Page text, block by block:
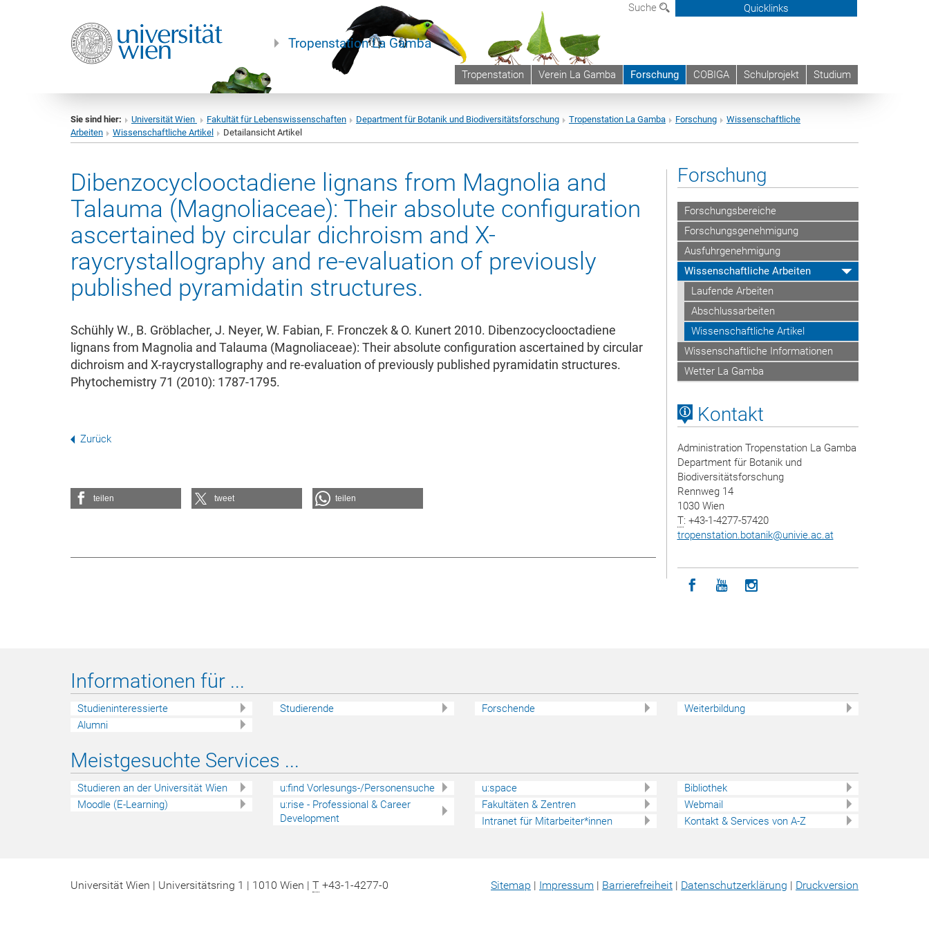
Suche Quicklinks
Tropenstation La Gamba
Tropenstation Verein La Gamba Forschung COBIGA Schulprojekt Studium
Sie sind hier: Universität Wien Fakultät für Lebenswissenschaften Department für Botanik und Biodiversitätsforschung Tropenstation La Gamba Forschung
Wissenschaftliche
Arbeiten
Wissenschaftliche Artikel Detailansicht Artikel
Dibenzocyclooctadiene lignans from Magnolia and
Talauma (Magnoliaceae): Their absolute configuration
ascertained by circular dichroism and X-
raycrystallography and re-evaluation of previously
published pyramidatin structures.
Schühly W., B. Gröblacher, J. Neyer, W. Fabian, F. Fronczek & O. Kunert 2010. Dibenzocyclooctadiene
lignans from Magnolia and Talauma (Magnoliaceae): Their absolute configuration ascertained by circular
dichroism and X-raycrystallography and re-evaluation of previously published pyramidatin structures.
Phytochemistry 71 (2010): 1787-1795.
Zurück
teilen tweet teilen
Forschung
Forschungsbereiche
Forschungsgenehmigung
Ausfuhrgenehmigung
Wissenschaftliche Arbeiten
Laufende Arbeiten
Abschlussarbeiten
Wissenschaftliche Artikel
Wissenschaftliche Informationen
Wetter La Gamba
Kontakt
Administration Tropenstation La Gamba
Department für Botanik und
Biodiversitätsforschung
Rennweg 14
1030 Wien
T: +43-1-4277-57420
tropenstation.botanik@univie.ac.at
Icon facebook
Icon youtube
Icon instagram
Informationen für ...
Studieninteressierte Studierende Forschende
Weiterbildung
Alumni
Meistgesuchte Services ...
Studieren an der Universität Wien u:find Vorlesungs-/Personensuche u:space
Bibliothek
Moodle (E-Learning)
u:rise - Professional & Career
Development
Fakultäten & Zentren
Webmail
Intranet für Mitarbeiter*innen
Kontakt & Services von A-Z
Universität Wien | Universitätsring 1 | 1010 Wien | T +43-1-4277-0 Sitemap | Impressum | Barrierefreiheit | Datenschutz­erklärung | Druckversion